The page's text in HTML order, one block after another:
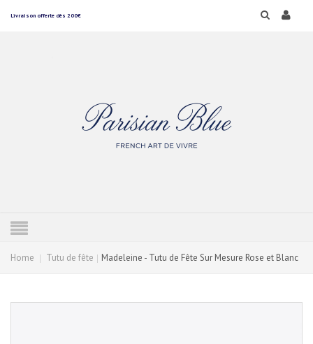
Livraison offerte dès 200€
Home Tutu de fête Madeleine - Tutu de Fête Sur Mesure Rose et Blanc